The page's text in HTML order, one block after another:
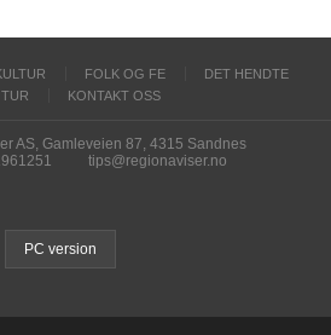
FOLK OG FE
DET HENDTE
KONTAKT OSS
AS, Gamleveien 87, 4315 Sandnes
tips@regionaviser.no
PC version